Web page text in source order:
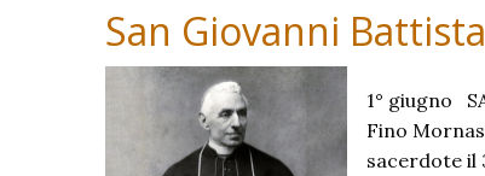
San Giovanni
1° giugno
Fino
sacerdote il